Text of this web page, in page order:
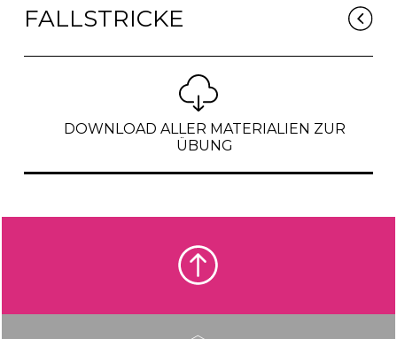
FALLSTRICKE
DOWNLOAD ALLER MATERIALIEN ZUR
ÜBUNG